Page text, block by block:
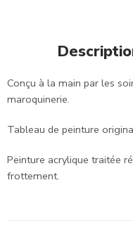
Conçu à la main par les
maroquinerie.
Tableau de peinture
Peinture acrylique traitée
frottement.